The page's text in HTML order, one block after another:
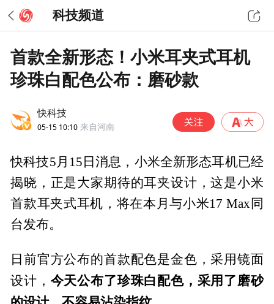
科技频道
首款全新形态！小米耳夹式耳机
珍珠白配色公布：磨砂款
快科技
05-15 10:10 来自河南
快科技5月15日消息，小米全新形态耳机已经
揭晓，正是大家期待的耳夹设计，这是小米
首款耳夹式耳机，将在本月与小米17 Max同
台发布。
日前官方公布的首款配色是金色，采用镜面
设计， 今天公布了珍珠白配色，采用了磨砂